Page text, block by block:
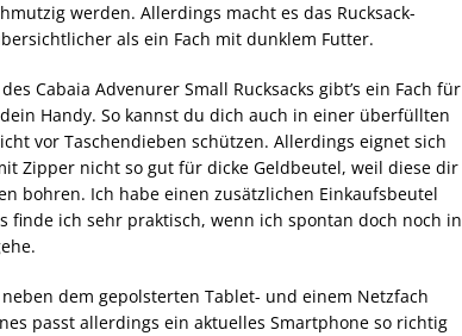
werden. Allerdings macht es das Rucksack-
als ein Fach mit dunklem Futter.
Cabaia Advenurer Small Rucksacks gibt’s ein Fach für
Handy. So kannst du dich auch in einer überfüllten
vor Taschendieben schützen. Allerdings eignet sich
Zipper nicht so gut für dicke Geldbeutel, weil diese dir
bohren. Ich habe einen zusätzlichen Einkaufsbeutel
finde ich sehr praktisch, wenn ich spontan doch noch in
dem gepolsterten Tablet- und einem Netzfach
passt allerdings ein aktuelles Smartphone so richtig